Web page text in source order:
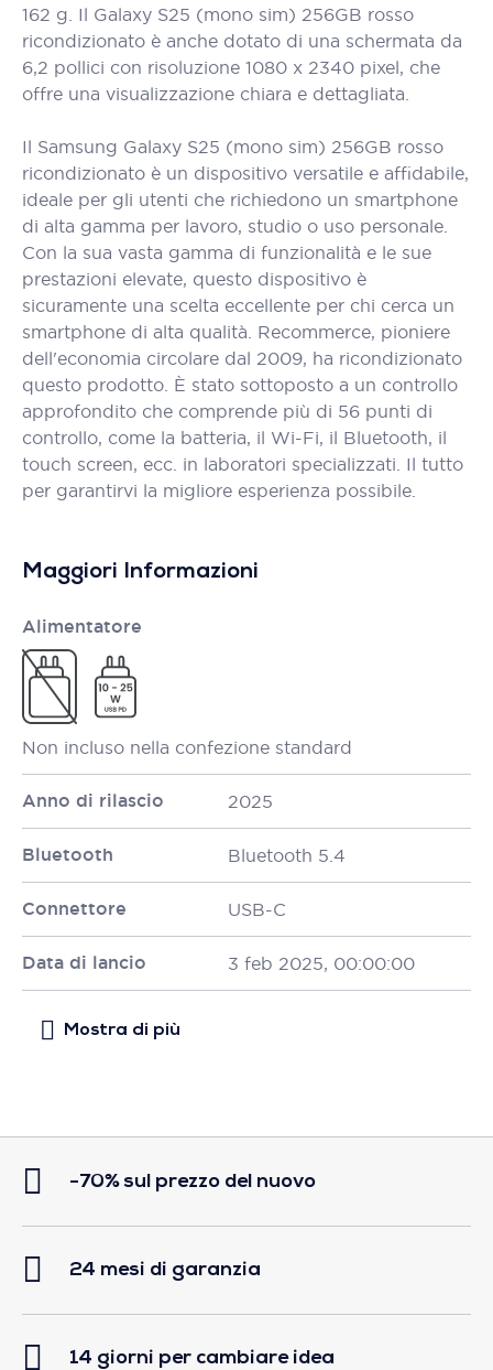
162 g. Il Galaxy S25 (mono sim) 256GB rosso
ricondizionato è anche dotato di una schermata da
6,2 pollici con risoluzione 1080 x 2340 pixel, che
offre una visualizzazione chiara e dettagliata.
Il Samsung Galaxy S25 (mono sim) 256GB rosso
ricondizionato è un dispositivo versatile e affidabile,
ideale per gli utenti che richiedono un smartphone
di alta gamma per lavoro, studio o uso personale.
Con la sua vasta gamma di funzionalità e le sue
prestazioni elevate, questo dispositivo è
sicuramente una scelta eccellente per chi cerca un
smartphone di alta qualità. Recommerce, pioniere
dell'economia circolare dal 2009, ha ricondizionato
questo prodotto. È stato sottoposto a un controllo
approfondito che comprende più di 56 punti di
controllo, come la batteria, il Wi-Fi, il Bluetooth, il
touch screen, ecc. in laboratori specializzati. Il tutto
per garantirvi la migliore esperienza possibile.
Maggiori Informazioni
Alimentatore
Non incluso nella confezione standard
Anno di rilascio 2025
Bluetooth Bluetooth 5.4
Connettore USB-C
Data di lancio 3 feb 2025, 00:00:00
-70% sul prezzo del nuovo
24 mesi di garanzia
14 giorni per cambiare idea